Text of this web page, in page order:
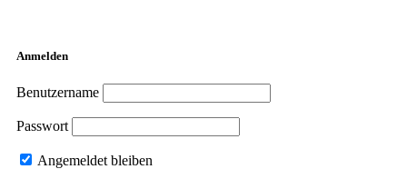
Anmelden
Benutzername
Passwort
Angemeldet bleiben